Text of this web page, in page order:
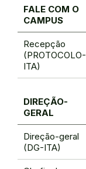
FALE COM O
CAMPUS
Recepção
(PROTOCOLO-
ITA)
DIREÇÃO-
GERAL
Direção-geral
(DG-ITA)